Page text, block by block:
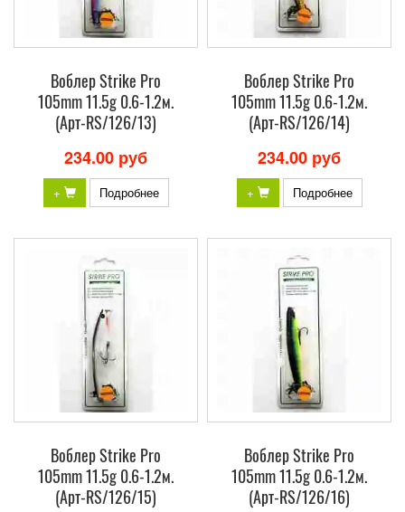
Воблер Strike Pro
105mm 11.5g 0.6-1.2м.
(Арт-RS/126/13)
234.00 руб
+ Подробнее
Воблер Strike Pro
105mm 11.5g 0.6-1.2м.
(Арт-RS/126/14)
234.00 руб
+ Подробнее
Воблер Strike Pro
105mm 11.5g 0.6-1.2м.
(Арт-RS/126/15)
Воблер Strike Pro
105mm 11.5g 0.6-1.2м.
(Арт-RS/126/16)